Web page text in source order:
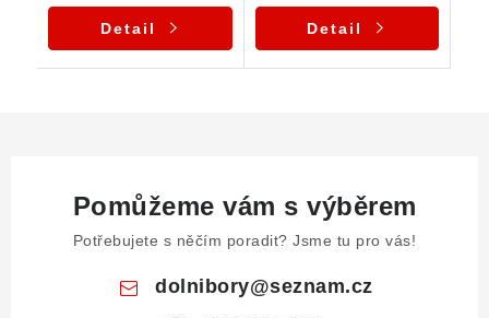
Detail Detail
Pomůžeme vám s výběrem
Potřebujete s něčím poradit? Jsme tu pro vás!
dolnibory@seznam.cz